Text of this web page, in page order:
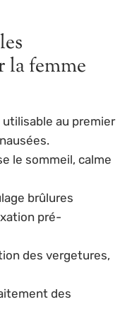
la femme
au premier
le sommeil, calme
brûlures
pré-
des vergetures,
des